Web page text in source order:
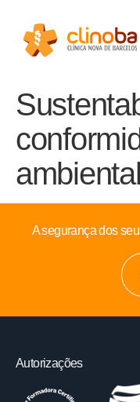
ambiental
A segurança dos
Autorizações